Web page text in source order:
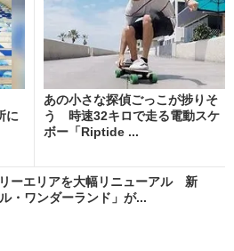
に
あの小さな探偵ごっこが捗りそ
う 時速32キロで走る電動スケ
ボー「Riptide ...
ーエリアを大幅リニューアル 新
・ワンダーランド」が...